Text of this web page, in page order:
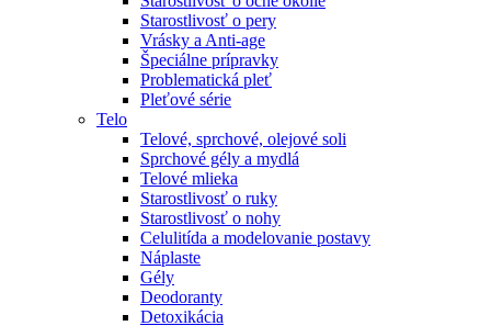
Starostlivosť o pery
Vrásky a Anti-age
Špeciálne prípravky
Problematická pleť
Pleťové série
Telo
Telové, sprchové, olejové soli
Sprchové gély a mydlá
Telové mlieka
Starostlivosť o ruky
Starostlivosť o nohy
Celulitída a modelovanie postavy
Náplaste
Gély
Deodoranty
Detoxikácia